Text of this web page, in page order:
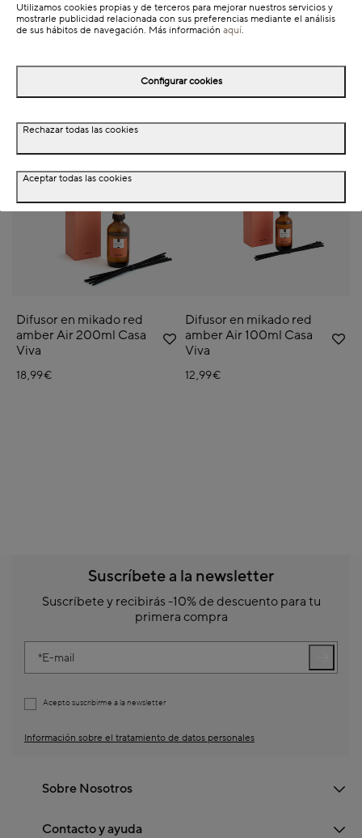
Dimensiones
Completa tu look
Difusor en mikado red
amber Air 200ml Casa
Viva
18,99€
Difusor en mikado red
amber Air 100ml Casa
Viva
12,99€
Suscríbete a la newsletter
Suscríbete y recibirás -10% de descuento para tu
primera compra
E-mail
Acepto suscribirme a la newsletter
Información sobre el tratamiento de datos personales
Sobre Nosotros
Contacto y ayuda
Utilizamos cookies propias y de terceros para mejorar nuestros servicios y
mostrarle publicidad relacionada con sus preferencias mediante el análisis
de sus hábitos de navegación. Más información aquí.
Configurar cookies
Rechazar todas las cookies
Aceptar todas las cookies